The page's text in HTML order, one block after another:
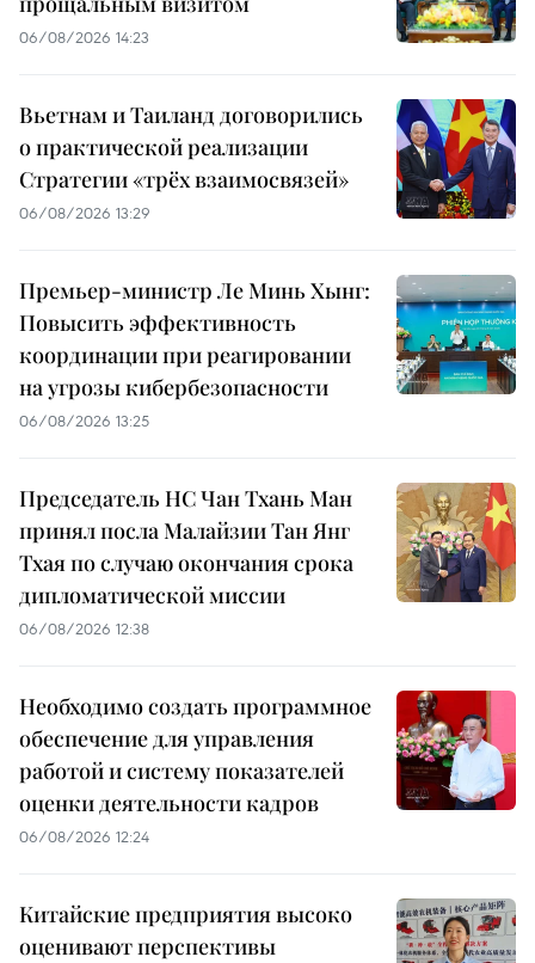
06/08/2026 14:23
Вьетнам и Таиланд договорились
о практической реализации
Стратегии «трёх взаимосвязей»
06/08/2026 13:29
Премьер-министр Ле Минь Хынг:
Повысить эффективность
координации при реагировании
на угрозы кибербезопасности
06/08/2026 13:25
Председатель НС Чан Тхань Ман
принял посла Малайзии Тан Янг
Тхая по случаю окончания срока
дипломатической миссии
06/08/2026 12:38
Необходимо создать программное
обеспечение для управления
работой и систему показателей
оценки деятельности кадров
06/08/2026 12:24
Китайские предприятия высоко
оценивают перспективы